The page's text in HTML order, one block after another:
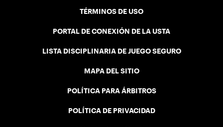
TÉRMINOS DE USO
PORTAL DE CONEXIÓN DE LA USTA
LISTA DISCIPLINARIA DE JUEGO SEGURO
MAPA DEL SITIO
POLÍTICA PARA ÁRBITROS
POLÍTICA DE PRIVACIDAD